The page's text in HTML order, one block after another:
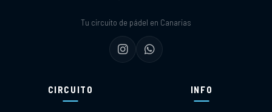
Tu circuito de pádel en Canarias
CIRCUITO INFO